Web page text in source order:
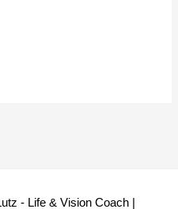
- Life & Vision Coach